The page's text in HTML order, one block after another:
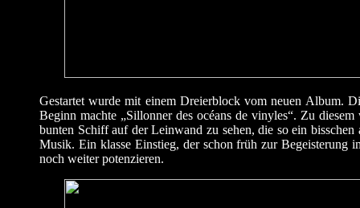
Gestartet wurde mit einem Dreierblock vom neuen Album.
Beginn machte „Sillonner des océans de vinyles“. Zu
bunten Schiff auf der Leinwand zu sehen, die so ein
Musik. Ein klasse Einstieg, der schon früh zur Begeisterung
noch weiter potenzieren.